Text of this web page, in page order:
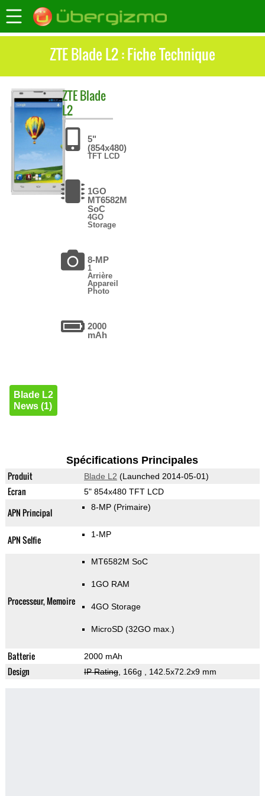
ZTE Blade L2 : Fiche Technique
ZTEBlade
L2
5"
(854x480)
TFT LCD
1GO
MT6582M
SoC
4GO
Storage
8-MP
1
Arrière
Appareil
Photo
2000
mAh
Blade L2
News (1)
Spécifications Principales
Produit Blade L2 (Launched 2014-05-01)
Ecran 5" 854x480 TFT LCD
APN Principal 8-MP (Primaire)
APN Selfie 1-MP
Processeur, Memoire
MT6582M SoC
1GO RAM
4GO Storage
MicroSD (32GO max.)
Batterie 2000 mAh
Design IP Rating, 166g , 142.5x72.2x9 mm